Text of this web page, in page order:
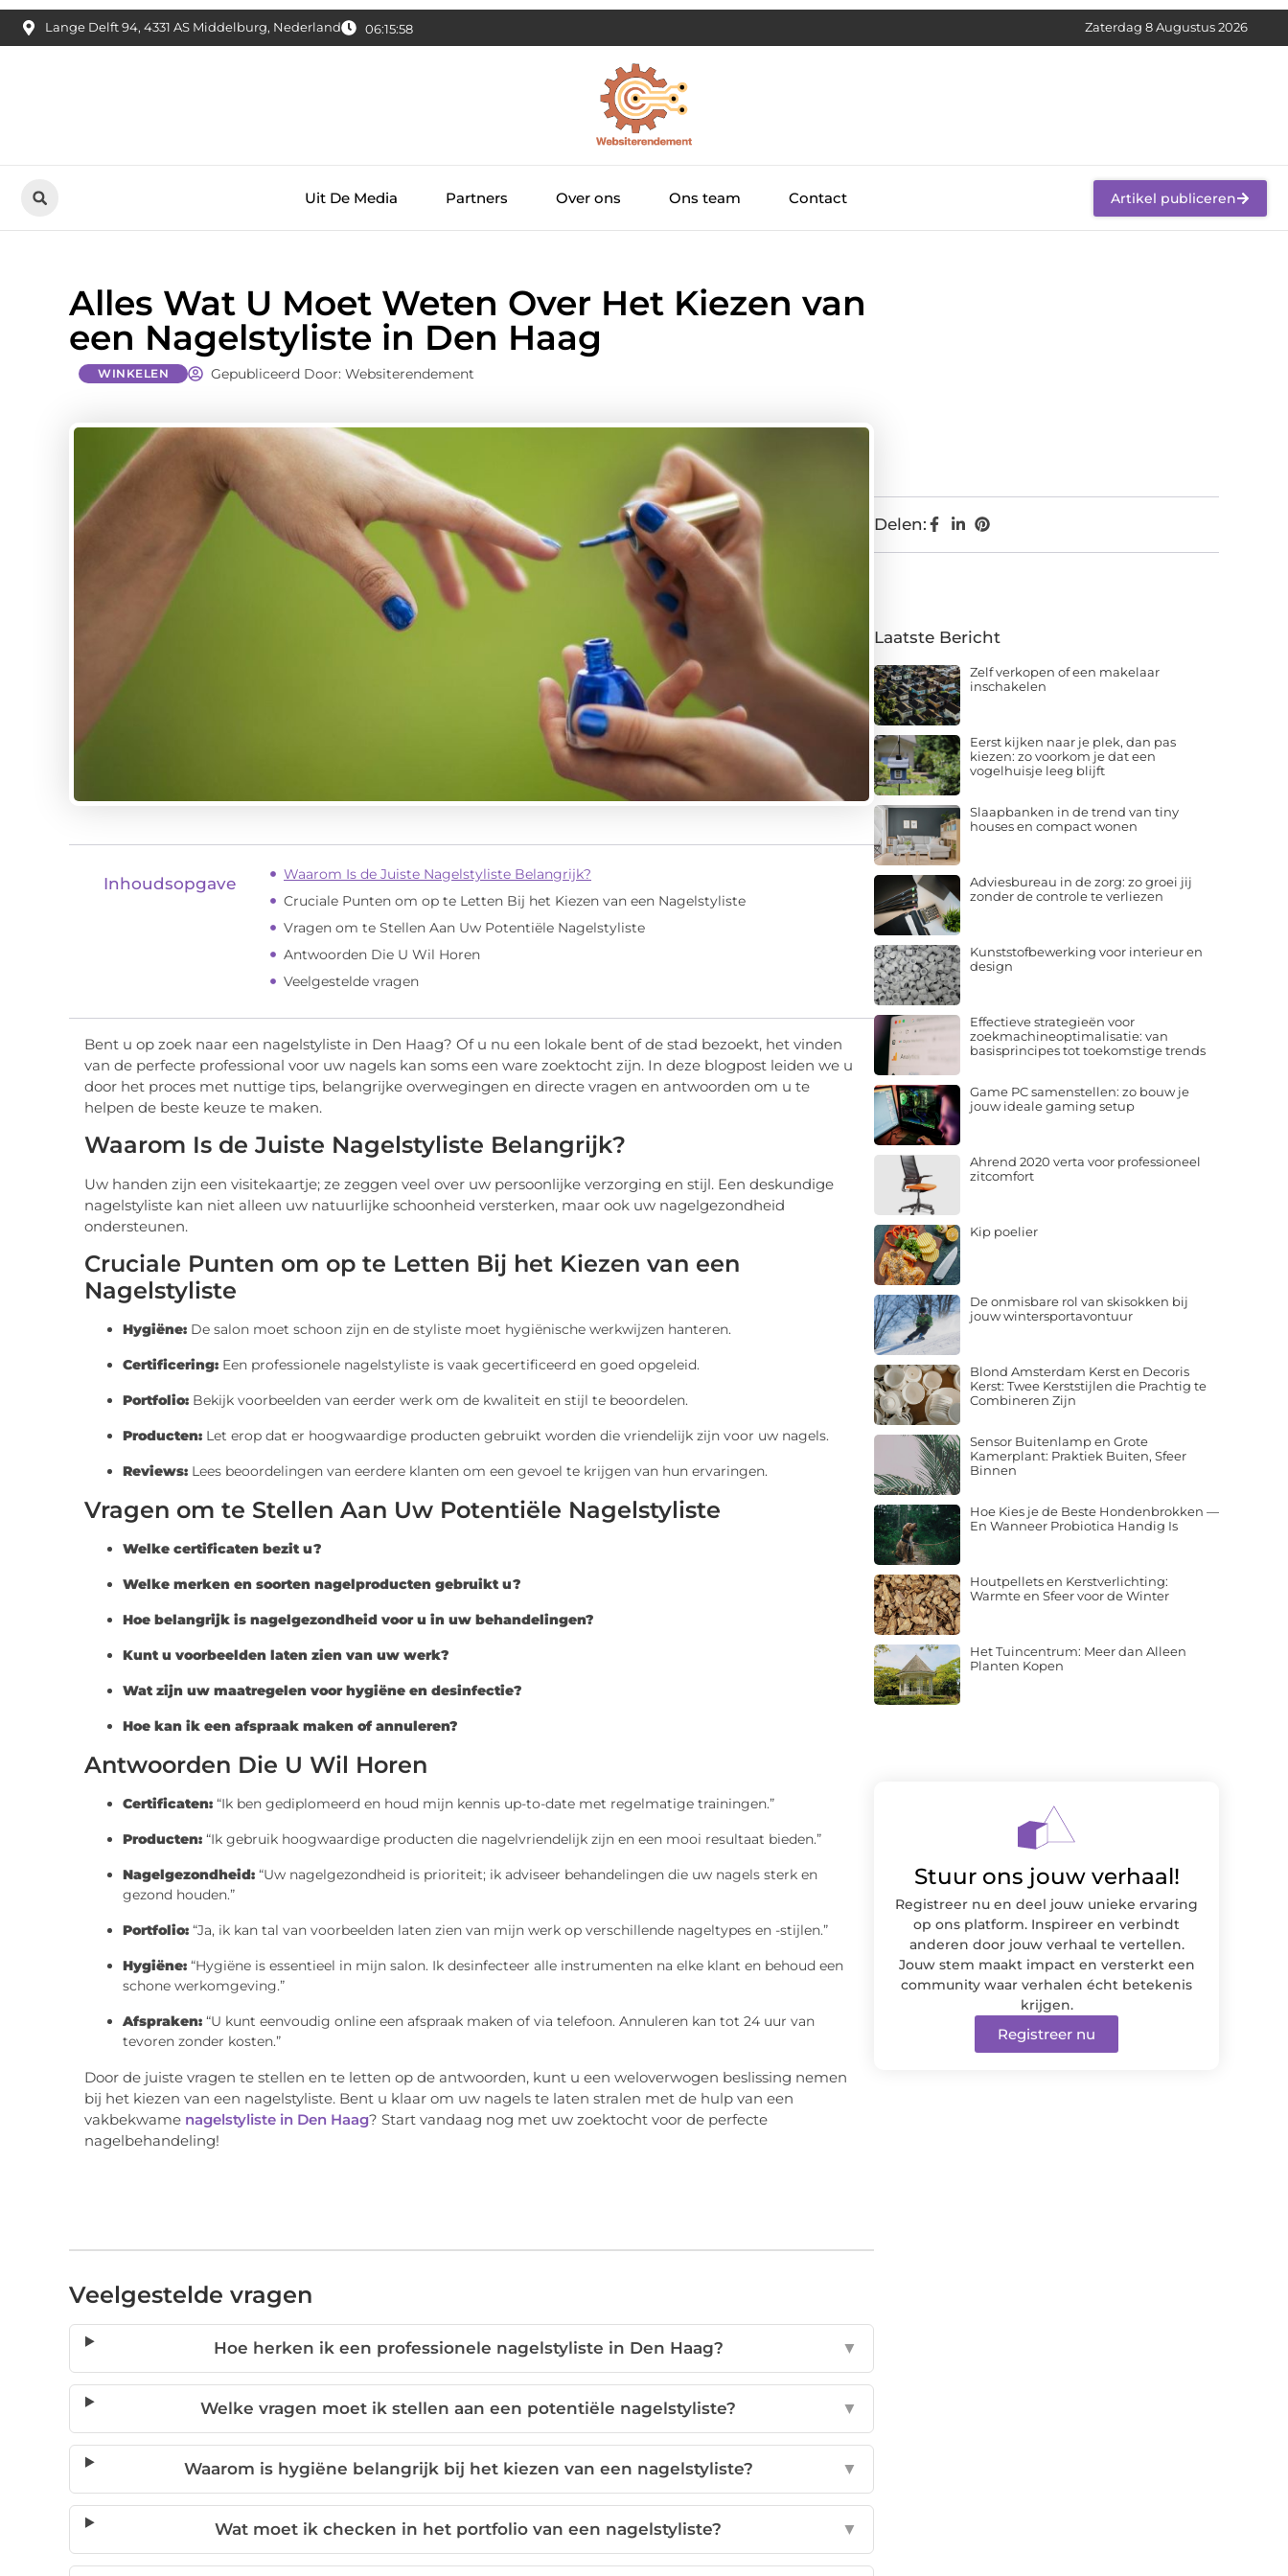
Uit De Media Artikel publiceren
Alles Wat U Moet Weten Over Het Kiezen van
een Nagelstyliste in Den Haag
WINKELEN Gepubliceerd Door: Websiterendement
Inhoudsopgave
Waarom Is de Juiste Nagelstyliste Belangrijk?
Cruciale Punten om op te Letten Bij het Kiezen van een Nagelstyliste
Vragen om te Stellen Aan Uw Potentiële Nagelstyliste
Antwoorden Die U Wil Horen
Veelgestelde vragen
Bent u op zoek naar een nagelstyliste in Den Haag? Of u nu een lokale bent of de stad bezoekt, het vinden
van de perfecte professional voor uw nagels kan soms een ware zoektocht zijn. In deze blogpost leiden we u
door het proces met nuttige tips, belangrijke overwegingen en directe vragen en antwoorden om u te
helpen de beste keuze te maken.
Waarom Is de Juiste Nagelstyliste Belangrijk?
Uw handen zijn een visitekaartje; ze zeggen veel over uw persoonlijke verzorging en stijl. Een deskundige
nagelstyliste kan niet alleen uw natuurlijke schoonheid versterken, maar ook uw nagelgezondheid
ondersteunen.
Cruciale Punten om op te Letten Bij het Kiezen van een
Nagelstyliste
Hygiëne: De salon moet schoon zijn en de styliste moet hygiënische werkwijzen hanteren.
Certificering: Een professionele nagelstyliste is vaak gecertificeerd en goed opgeleid.
Portfolio: Bekijk voorbeelden van eerder werk om de kwaliteit en stijl te beoordelen.
Producten: Let erop dat er hoogwaardige producten gebruikt worden die vriendelijk zijn voor uw nagels.
Reviews: Lees beoordelingen van eerdere klanten om een gevoel te krijgen van hun ervaringen.
Vragen om te Stellen Aan Uw Potentiële Nagelstyliste
Welke certificaten bezit u?
Welke merken en soorten nagelproducten gebruikt u?
Hoe belangrijk is nagelgezondheid voor u in uw behandelingen?
Kunt u voorbeelden laten zien van uw werk?
Wat zijn uw maatregelen voor hygiëne en desinfectie?
Hoe kan ik een afspraak maken of annuleren?
Antwoorden Die U Wil Horen
Certificaten: “Ik ben gediplomeerd en houd mijn kennis up-to-date met regelmatige trainingen.”
Producten: “Ik gebruik hoogwaardige producten die nagelvriendelijk zijn en een mooi resultaat bieden.”
Nagelgezondheid: “Uw nagelgezondheid is prioriteit; ik adviseer behandelingen die uw nagels sterk en
gezond houden.”
Portfolio: “Ja, ik kan tal van voorbeelden laten zien van mijn werk op verschillende nageltypes en -stijlen.”
Hygiëne: “Hygiëne is essentieel in mijn salon. Ik desinfecteer alle instrumenten na elke klant en behoud een
schone werkomgeving.”
Afspraken: “U kunt eenvoudig online een afspraak maken of via telefoon. Annuleren kan tot 24 uur van
tevoren zonder kosten.”
Door de juiste vragen te stellen en te letten op de antwoorden, kunt u een weloverwogen beslissing nemen
bij het kiezen van een nagelstyliste. Bent u klaar om uw nagels te laten stralen met de hulp van een
vakbekwame nagelstyliste in Den Haag? Start vandaag nog met uw zoektocht voor de perfecte
nagelbehandeling!
Veelgestelde vragen
Hoe herken ik een professionele nagelstyliste in Den Haag? ▼
Welke vragen moet ik stellen aan een potentiële nagelstyliste? ▼
Waarom is hygiëne belangrijk bij het kiezen van een nagelstyliste? ▼
Wat moet ik checken in het portfolio van een nagelstyliste? ▼
Delen:
Laatste Bericht
Zelf verkopen of een makelaar
inschakelen
Eerst kijken naar je plek, dan pas
kiezen: zo voorkom je dat een
vogelhuisje leeg blijft
Slaapbanken in de trend van tiny
houses en compact wonen
Adviesbureau in de zorg: zo groei jij
zonder de controle te verliezen
Kunststofbewerking voor interieur en
design
Effectieve strategieën voor
zoekmachineoptimalisatie: van
basisprincipes tot toekomstige trends
Game PC samenstellen: zo bouw je
jouw ideale gaming setup
Ahrend 2020 verta voor professioneel
zitcomfort
Kip poelier
De onmisbare rol van skisokken bij
jouw wintersportavontuur
Blond Amsterdam Kerst en Decoris
Kerst: Twee Kerststijlen die Prachtig te
Combineren Zijn
Sensor Buitenlamp en Grote
Kamerplant: Praktiek Buiten, Sfeer
Binnen
Hoe Kies je de Beste Hondenbrokken —
En Wanneer Probiotica Handig Is
Houtpellets en Kerstverlichting:
Warmte en Sfeer voor de Winter
Het Tuincentrum: Meer dan Alleen
Planten Kopen
Stuur ons jouw verhaal!
Registreer nu en deel jouw unieke ervaring
op ons platform. Inspireer en verbindt
anderen door jouw verhaal te vertellen.
Jouw stem maakt impact en versterkt een
community waar verhalen écht betekenis
krijgen.
Registreer nu